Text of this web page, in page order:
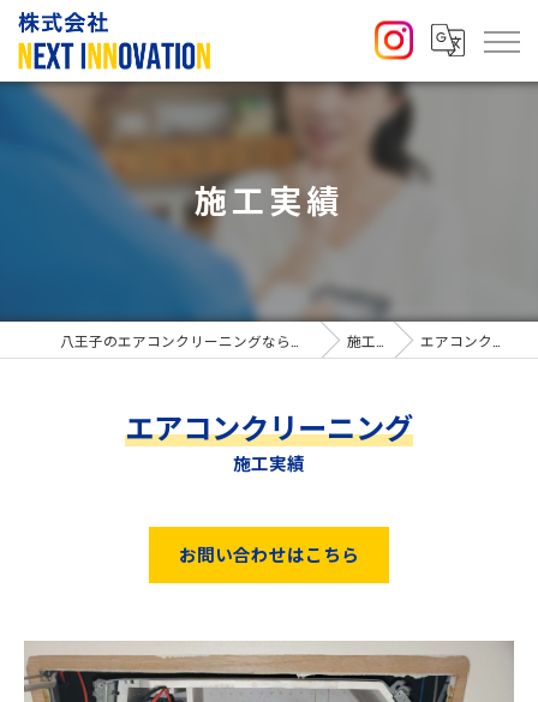
施工実績
施工実績 エアコンクリーニング
施工実績
エアコンクリーニング
お問い合わせはこちら